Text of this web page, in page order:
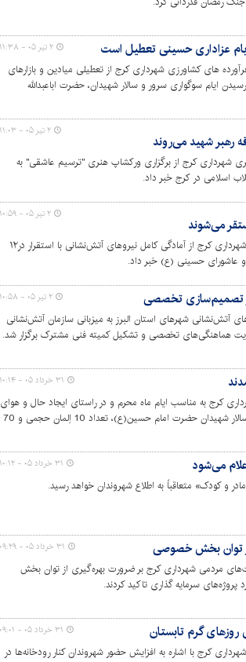
ایام عزاداری حسینی تعطیل است
های کشاورزی شهرداری کرج از تعطیلی میادین و بازارهای
ایام سوگواری سرور و سالار شهیدان، حضرت اباعبدالله
۲ تیر ۰۵ - ۱۱:۳۸
رهبر شهید می‌روند
شهرداری کرج از برگزاری ورکشاپ هنری "ترسیم عاشقی" به
اسلامی در کرج خبر داد.
۲ تیر ۰۵ - ۱۱:۰۳
رئیس سازمان آتش‌نشانی و خدمات ایمنی شهرداری کرج از آمادگی کامل نیروهای آتش‌نشانی با استقرار در۱۲
و عاشورای حسینی (ع) خبر داد.
۲ تیر ۰۵ - ۱۰:۵۹
تصمیم‌سازی تخصصی
شهرهای استان البرز به میزبانی سازمان آتش‌نشانی
هماهنگی‌های تخصصی و تشکیل کمیته فنی مشترک برگزار شد.
۲ تیر ۰۵ - ۱۰:۵۸
کرج به مناسب ایام ماه محرم و در راستای ایجاد حال و هوای
معنوی و متناسب با ایام سوگواری سید و سالار شهیدان حضرت امام حسین(ع)، تعداد 10 اِلمان حجمی و 70
۳۱ خرداد ۰۵ - ۱۰:۱۴
می‌شود
و کودک» متعاقباً به اطلاع شهروندان خواهد رسید.
۳۱ خرداد ۰۵ - ۱۰:۱۲
از توان بخش خصوصی
مردمی شهرداری کرج بر ضرورت بهره‌گیری از توان بخش
سرمایه گذاری تاکید کردند.
۳۱ خرداد ۰۵ - ۰۹:۲۹
گرم تابستان
کرج با اشاره به افزایش حضور شهروندان کنار رودخانه‌ها در
۳۱ خرداد ۰۵ - ۰۹:۰۱